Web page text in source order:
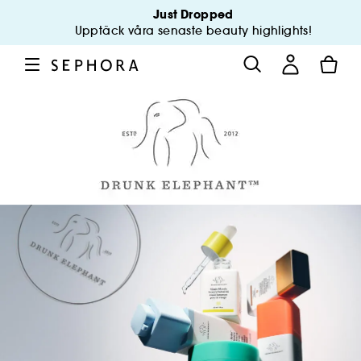
Just Dropped
Upptäck våra senaste beauty highlights!